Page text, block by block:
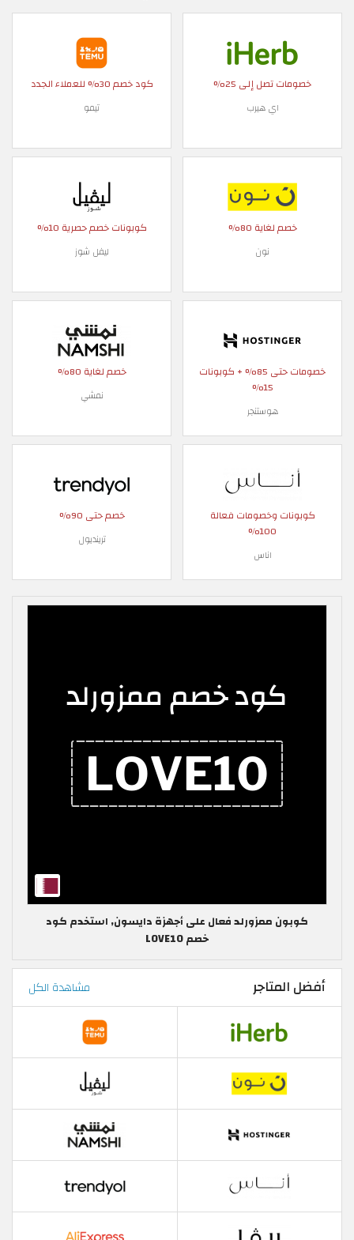
خصومات تصل إلى 25%
اي هيرب
كود خصم 30% للعملاء الجدد
تيمو
خصم لغاية 80%
نون
كوبونات خصم حصرية 10%
ليفل شوز
خصومات حتى 85% + كوبونات
15%
هوستنجر
خصم لغاية 80%
نمشي
كوبونات وخصومات فعالة
100%
اناس
خصم حتى 90%
ترينديول
كوبون ممزورلد فعال على أجهزة دايسون, استخدم كود
خصم LOVE10
أفضل المتاجر مشاهدة الكل